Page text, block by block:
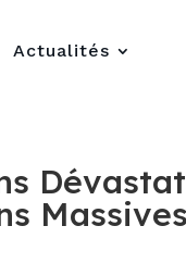
Actualités